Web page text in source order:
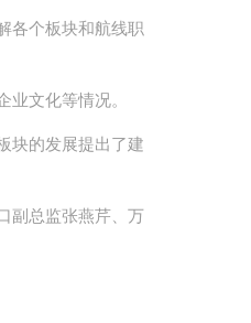
各个板块和航线职
文化等情况。
块的发展提出了建
副总监张燕芹、万